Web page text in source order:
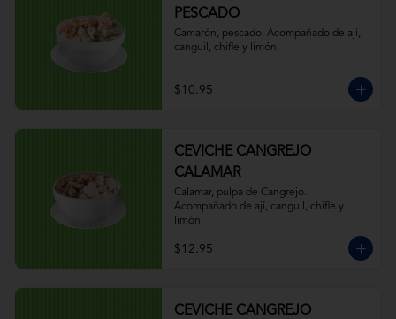
PESCADO
Camarón, pescado. Acompañado de ají,
canguil, chifle y limón.
$10.95
CEVICHE CANGREJO
CALAMAR
Calamar, pulpa de Cangrejo.
Acompañado de ají, canguil, chifle y
limón.
$12.95
CEVICHE CANGREJO